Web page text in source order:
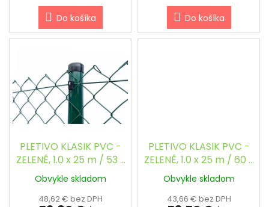
Do košíka Do košíka
PLETIVO KLASIK PVC -
ZELENÉ, 1.0 x 25 m / 53 x
53 / 2.5 mm
Obvykle skladom
48,62 € bez DPH
PLETIVO KLASIK PVC -
ZELENÉ, 1.0 x 25 m / 60 x
60 / 2.5 mm
Obvykle skladom
43,66 € bez DPH